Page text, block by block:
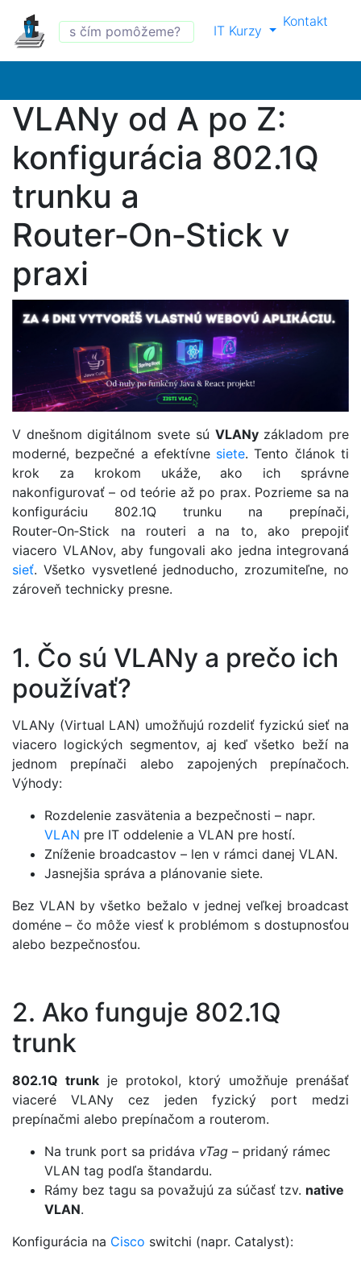
IT Kurzy
Kontakt
VLANy od A po Z:
konfigurácia 802.1Q
trunku a
Router‑On‑Stick v
praxi
V dnešnom digitálnom svete sú VLANyzákladom pre
moderné, bezpečné a efektívne siete. Tento článok ti
krok za krokom ukáže, ako ich správne
nakonfigurovať – od teórie až po prax. Pozrieme sa na
konfiguráciu 802.1Q trunku na prepínači,
Router‑On‑Stick na routeri a na to, ako prepojiť
viacero VLANov, aby fungovali ako jedna integrovaná
sieť. Všetko vysvetlené jednoducho, zrozumiteľne, no
zároveň technicky presne.
1. Čo sú VLANy a prečo ich
používať?
VLANy (Virtual LAN) umožňujú rozdeliť fyzickú sieť na
viacero logických segmentov, aj keď všetko beží na
jednom prepínači alebo zapojených prepínačoch.
Výhody:
Rozdelenie zasvätenia a bezpečnosti – napr.
VLAN pre IT oddelenie a VLAN pre hostí.
Zníženie broadcastov – len v rámci danej VLAN.
Jasnejšia správa a plánovanie siete.
Bez VLAN by všetko bežalo v jednej veľkej broadcast
doméne – čo môže viesť k problémom s dostupnosťou
alebo bezpečnosťou.
2. Ako funguje 802.1Q
trunk
802.1Q trunkje protokol, ktorý umožňuje prenášať
viaceré VLANy cez jeden fyzický port medzi
prepínačmi alebo prepínačom a routerom.
Na trunk port sa pridáva vTag – pridaný rámec
VLAN tag podľa štandardu.
Rámy bez tagu sa považujú za súčasť tzv. native
VLAN.
Konfigurácia na Cisco switchi (napr. Catalyst):